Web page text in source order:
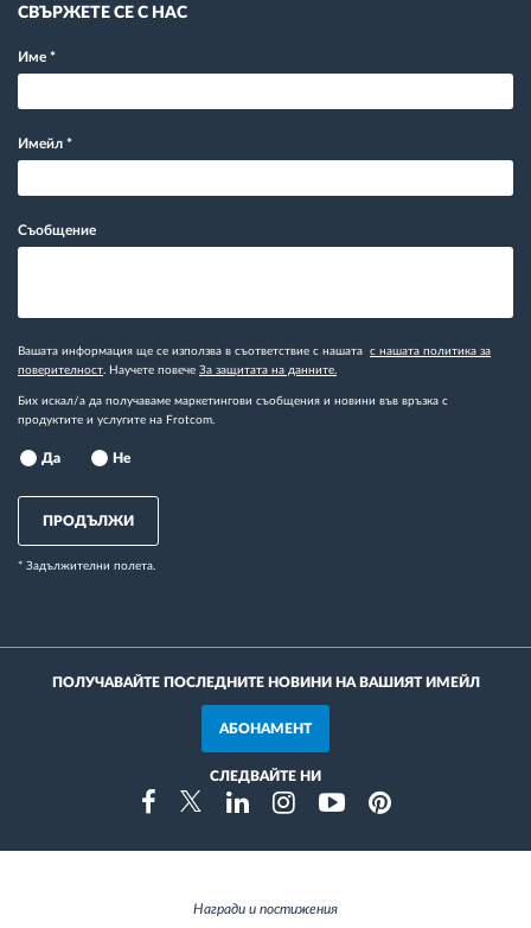
СВЪРЖЕТЕ СЕ С НАС
Име *
Имейл *
Съобщение
Вашата информация ще се използва в съответствие с нашата с нашата политика за
поверителност . Научете повече За защитата на данните.
Бих искал/а да получаваме маркетингови съобщения и новини във връзка с
продуктите и услугите на Frotcom.
Да Не
ПРОДЪЛЖИ
* Задължителни полета.
ПОЛУЧАВАЙТЕ ПОСЛЕДНИТЕ НОВИНИ НА ВАШИЯТ ИМЕЙЛ
АБОНАМЕНТ
СЛЕДВАЙТЕ НИ
FacebookTwitterLinkedinInstragramYoutubePinterest
Награди и постижения